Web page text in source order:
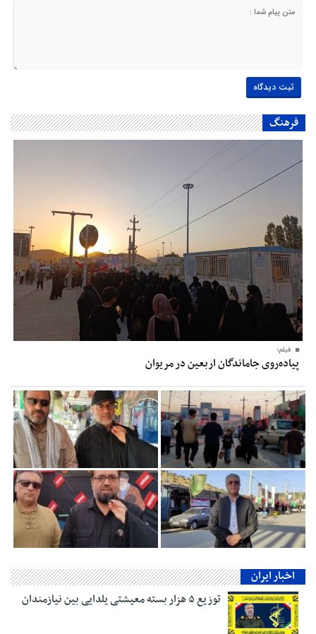
فرهنگ
فیلم؛
پیاده‌روی جاماندگان اربعین در مریوان
اخبار ایران
توزیع ۵ هزار بسته معیشتی یلدایی بین نیازمندان